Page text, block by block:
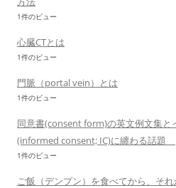
1件のビュー
心臓CTとは
1件のビュー
門脈（portal vein）とは
1件のビュー
同意書(consent form)の英文例文集と
(informed consent; IC)に纏わる話題
1件のビュー
ご飯（デンプン）を食べてから、そ